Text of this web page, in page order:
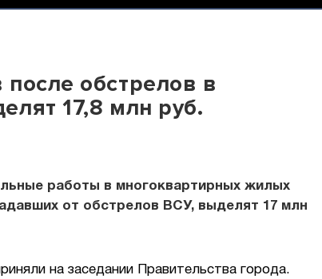
обстрелов в
17,8 млн руб.
работы в многоквартирных жилых
от обстрелов ВСУ, выделят 17 млн
на заседании Правительства города.